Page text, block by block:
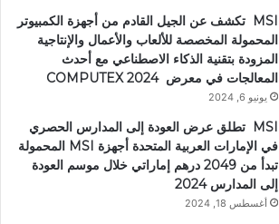
MSI تكشف عن الجيل القادم من أجهزة الكمبيوتر
المحمولة المخصصة للألعاب والأعمال والإنتاجية
المزودة بتقنية الذكاء الاصطناعي مع أحدث
المعالجات في معرض COMPUTEX 2024
يونيو 6, 2024
MSI تطلق عرض العودة إلى المدارس الحصري
في الإمارات العربية المتحدة أجهزة MSI المحمولة
تبدأ من 2049 درهم إماراتي خلال موسم العودة
إلى المدارس 2024
أغسطس 18, 2024